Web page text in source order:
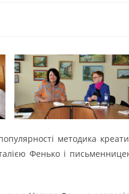
методика
Фенько і